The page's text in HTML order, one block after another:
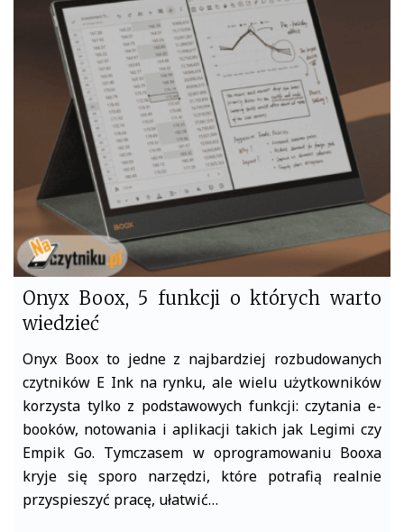
notowanie
czytniku
Onyx Boox, 5 funkcji o których warto
wiedzieć
Onyx Boox to jedne z najbardziej rozbudowanych
czytników E Ink na rynku, ale wielu użytkowników
korzysta tylko z podstawowych funkcji: czytania e-
booków, notowania i aplikacji takich jak Legimi czy
Empik Go. Tymczasem w oprogramowaniu Booxa
kryje się sporo narzędzi, które potrafią realnie
przyspieszyć pracę, ułatwić…